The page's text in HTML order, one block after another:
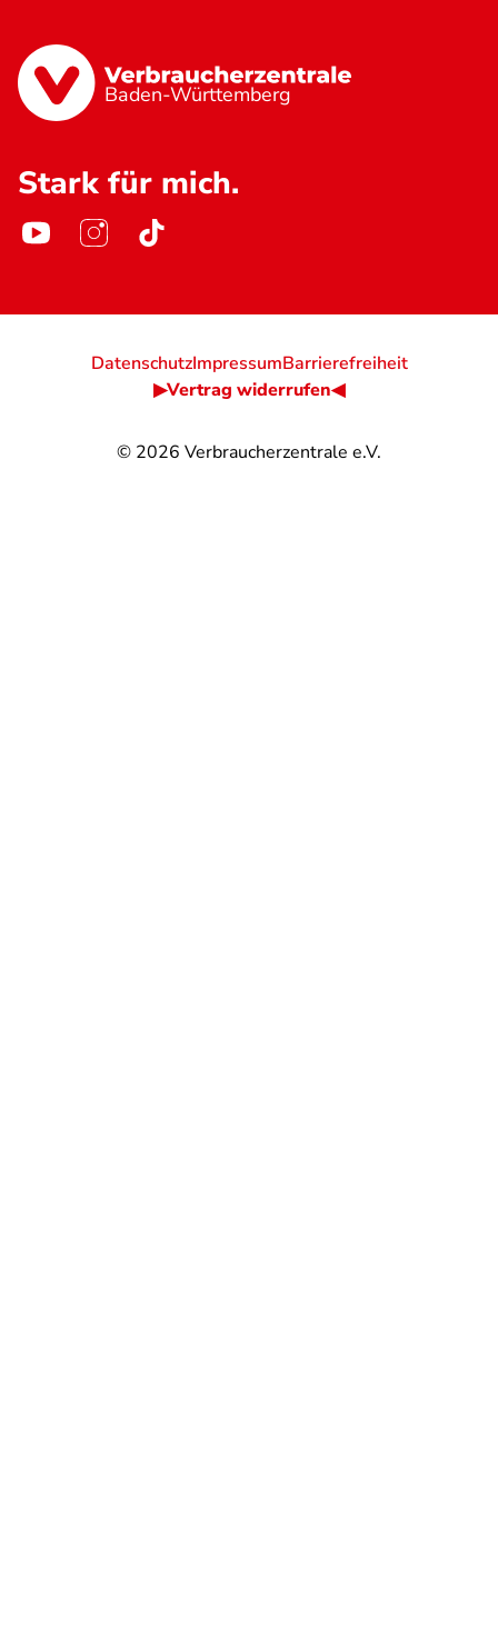
Baden-Württemberg
Stark für mich.
© 2026 Verbraucherzentrale e.V.
DatenschutzImpressumBarrierefreiheit
▶Vertrag widerrufen◀